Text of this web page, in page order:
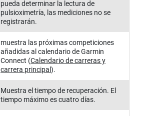
pueda determinar la lectura de
pulsioximetría, las mediciones no se
registrarán.
muestra las próximas competiciones
añadidas al calendario de Garmin
Connect (Calendario de carreras y
carrera principal ).
Muestra el tiempo de recuperación. El
tiempo máximo es cuatro días.